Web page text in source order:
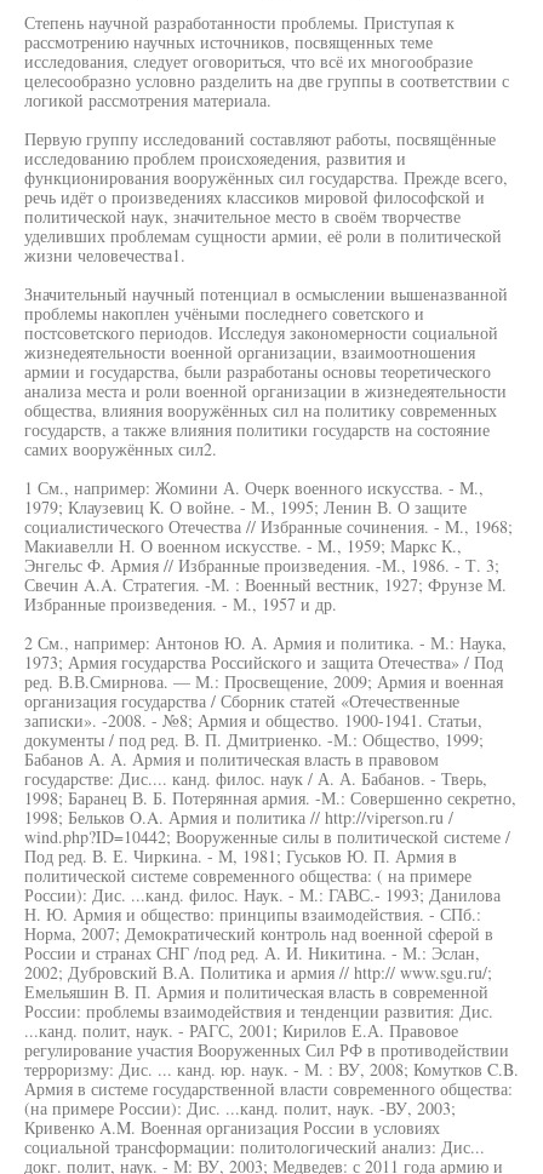
Степень научной разработанности проблемы. Приступая к
рассмотрению научных источников, посвященных теме
исследования, следует оговориться, что всё их многообразие
целесообразно условно разделить на две группы в соответствии с
логикой рассмотрения материала.
Первую группу исследований составляют работы, посвящённые
исследованию проблем происхояедения, развития и
функционирования вооружённых сил государства. Прежде всего,
речь идёт о произведениях классиков мировой философской и
политической наук, значительное место в своём творчестве
уделивших проблемам сущности армии, её роли в политической
жизни человечества1.
Значительный научный потенциал в осмыслении вышеназванной
проблемы накоплен учёными последнего советского и
постсоветского периодов. Исследуя закономерности социальной
жизнедеятельности военной организации, взаимоотношения
армии и государства, были разработаны основы теоретического
анализа места и роли военной организации в жизнедеятельности
общества, влияния вооружённых сил на политику современных
государств, а также влияния политики государств на состояние
самих вооружённых сил2.
1 См., например: Жомини А. Очерк военного искусства. - М.,
1979; Клаузевиц К. О войне. - М., 1995; Ленин В. О защите
социалистического Отечества // Избранные сочинения. - M., 1968;
Макиавелли Н. О военном искусстве. - M., 1959; Маркс К.,
Энгельс Ф. Армия // Избранные произведения. -М., 1986. - Т. 3;
Свечин A.A. Стратегия. -М. : Военный вестник, 1927; Фрунзе М.
Избранные произведения. - М., 1957 и др.
2 См., например: Антонов Ю. А. Армия и политика. - М.: Наука,
1973; Армия государства Российского и защита Отечества» / Под
ред. В.В.Смирнова. — М.: Просвещение, 2009; Армия и военная
организация государства / Сборник статей «Отечественные
записки». -2008. - №8; Армия и общество. 1900-1941. Статьи,
документы / под ред. В. П. Дмитриенко. -М.: Общество, 1999;
Бабанов А. А. Армия и политическая власть в правовом
государстве: Дис.... канд. филос. наук / А. А. Бабанов. - Тверь,
1998; Баранец В. Б. Потерянная армия. -М.: Совершенно секретно,
1998; Бельков O.A. Армия и политика // http://viperson.ru /
wind.php?ID=10442; Вооруженные силы в политической системе /
Под ред. В. Е. Чиркина. - М, 1981; Гуськов Ю. П. Армия в
политической системе современного общества: ( на примере
России): Дис. ...канд. филос. Наук. - М.: ГАВС.- 1993; Данилова
Н. Ю. Армия и общество: принципы взаимодействия. - СПб.:
Норма, 2007; Демократический контроль над военной сферой в
России и странах СНГ /под ред. А. И. Никитина. - М.: Эслан,
2002; Дубровский В.А. Политика и армия // http:// www.sgu.ru/;
Емельяшин В. П. Армия и политическая власть в современной
России: проблемы взаимодействия и тенденции развития: Дис.
...канд. полит, наук. - РАГС, 2001; Кирилов Е.А. Правовое
регулирование участия Вооруженных Сил РФ в противодействии
терроризму: Дис. ... канд. юр. наук. - М. : ВУ, 2008; Комутков C.B.
Армия в системе государственной власти современного общества:
(на примере России): Дис. ...канд. полит, наук. -ВУ, 2003;
Кривенко A.M. Военная организация России в условиях
социальной трансформации: политологический анализ: Дис...
докг. полит, наук. - М: ВУ, 2003; Медведев: с 2011 года армию и